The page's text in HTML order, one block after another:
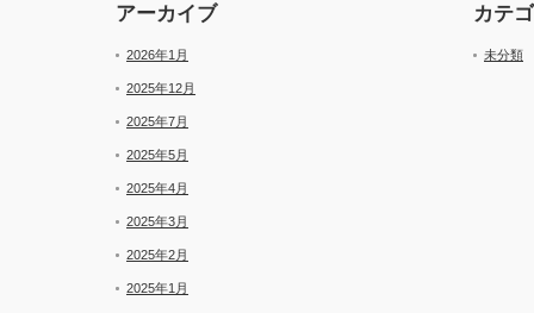
アーカイブ
2026年1月
2025年12月
2025年7月
2025年5月
2025年4月
2025年3月
2025年2月
2025年1月
カテ
未分類